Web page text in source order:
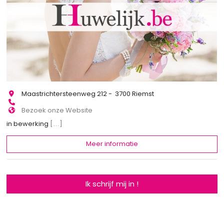
Maastrichtersteenweg 212 - 3700 Riemst
Bezoek onze Website
in bewerking [...]
Meer informatie
Ik schrijf mij in !